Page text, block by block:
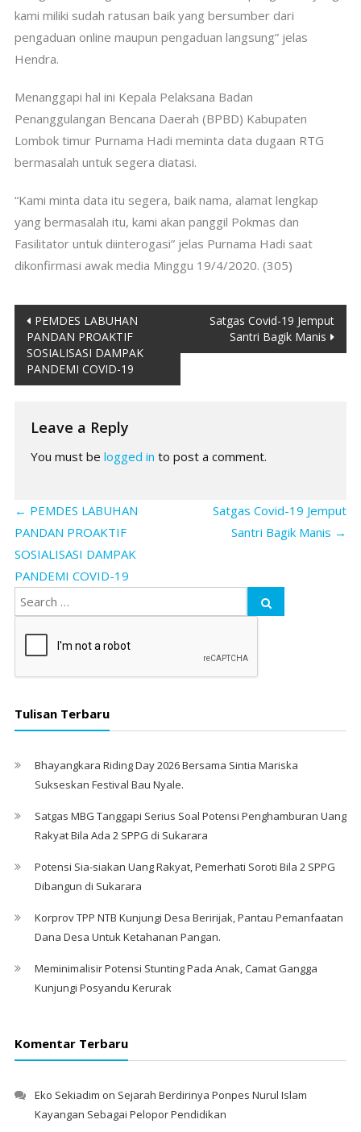
kami miliki sudah ratusan baik yang bersumber dari
pengaduan online maupun pengaduan langsung” jelas
Hendra.
Menanggapi hal ini Kepala Pelaksana Badan
Penanggulangan Bencana Daerah (BPBD) Kabupaten
Lombok timur Purnama Hadi meminta data dugaan RTG
bermasalah untuk segera diatasi.
“Kami minta data itu segera, baik nama, alamat lengkap
yang bermasalah itu, kami akan panggil Pokmas dan
Fasilitator untuk diinterogasi” jelas Purnama Hadi saat
dikonfirmasi awak media Minggu 19/4/2020. (305)
Post
navigation
PEMDES LABUHAN
PANDAN PROAKTIF
SOSIALISASI DAMPAK
PANDEMI COVID-19
Satgas Covid-19 Jemput
Santri Bagik Manis
Leave a Reply
You must be logged in to post a comment.
← PEMDES LABUHAN
PANDAN PROAKTIF
SOSIALISASI DAMPAK
PANDEMI COVID-19
Satgas Covid-19 Jemput
Santri Bagik Manis →
Tulisan Terbaru
Bhayangkara Riding Day 2026 Bersama Sintia Mariska
Sukseskan Festival Bau Nyale. ‎
Satgas MBG Tanggapi Serius Soal Potensi Penghamburan Uang
Rakyat Bila Ada 2 SPPG di Sukarara
Potensi Sia-siakan Uang Rakyat, Pemerhati Soroti Bila 2 SPPG
Dibangun di Sukarara
Korprov TPP NTB Kunjungi Desa Beririjak, Pantau Pemanfaatan
Dana Desa Untuk Ketahanan Pangan.
Meminimalisir Potensi Stunting Pada Anak, Camat Gangga
Kunjungi Posyandu Kerurak
Komentar Terbaru
Eko Sekiadim on Sejarah Berdirinya Ponpes Nurul Islam
Kayangan Sebagai Pelopor Pendidikan